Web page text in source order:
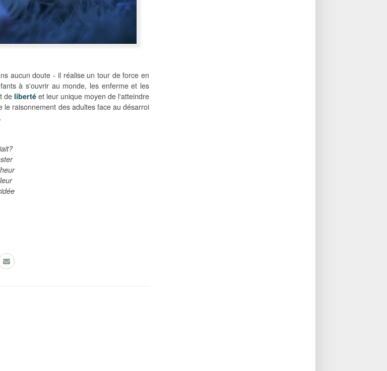
aucun doute - il réalise un tour de force en
à s'ouvrir au monde, les enferme et les
de libertéet leur unique moyen de l'atteindre
raisonnement des adultes face au désarroi